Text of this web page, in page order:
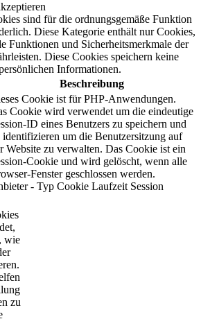
sind für die ordnungsgemäße Funktion
Diese Kategorie enthält nur Cookies,
Funktionen und Sicherheitsmerkmale der
Diese Cookies speichern keine
Informationen.
Beschreibung
Cookie ist für PHP-Anwendungen.
Cookie wird verwendet um die eindeutige
ID eines Benutzers zu speichern und
identifizieren um die Benutzersitzung auf
Website zu verwalten. Das Cookie ist ein
Cookie und wird gelöscht, wenn alle
Fenster geschlossen werden.
- Typ Cookie Laufzeit Session
wie
zu